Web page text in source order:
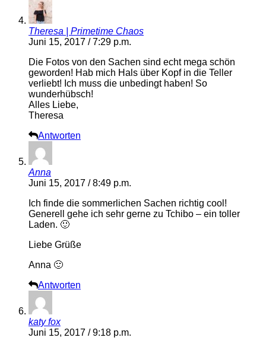
Theresa | Primetime Chaos
Juni 15, 2017 / 7:29 p.m.
Die Fotos von den Sachen sind echt mega schön
geworden! Hab mich Hals über Kopf in die Teller
verliebt! Ich muss die unbedingt haben! So
wunderhübsch!
Alles Liebe,
Theresa
Antworten
Anna
Juni 15, 2017 / 8:49 p.m.
Ich finde die sommerlichen Sachen richtig cool!
Generell gehe ich sehr gerne zu Tchibo – ein toller
Laden. 🙂
Liebe Grüße
Anna 🙂
Antworten
katy fox
Juni 15, 2017 / 9:18 p.m.